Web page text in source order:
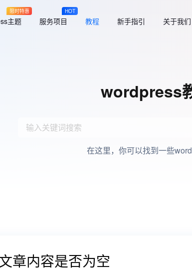
主题
限时特惠
服务项目
HOT
教程 新手指引 关于我们
wordpress
在这里，你可以找到一些
章内容是否为空